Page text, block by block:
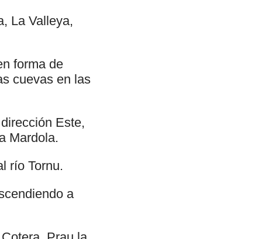
La Valleya,
forma de
cuevas en las
Este,
Mardola.
río Tornu.
a